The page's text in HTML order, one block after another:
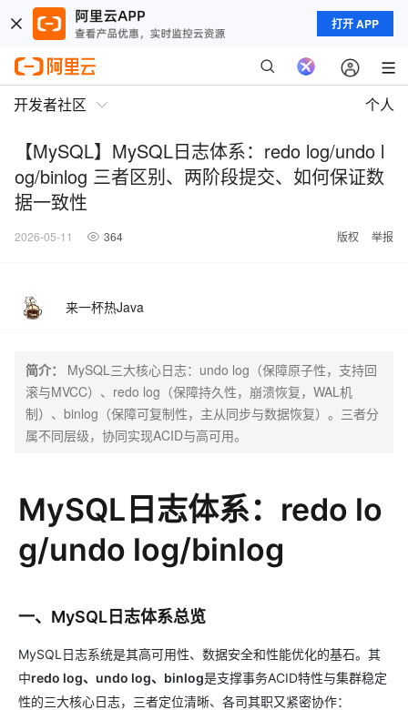
打开 APP
开发者社区 个人
【MySQL】MySQL日志体系：redo log/undo l
og/binlog 三者区别、两阶段提交、如何保证数
据一致性
2026-05-11 364 版权 举报
来一杯热Java
简介：
MySQL三大核心日志：undo log（保障原子性，支持回
滚与MVCC）、redo log（保障持久性，崩溃恢复，WAL机
制）、binlog（保障可复制性，主从同步与数据恢复）。三者分
属不同层级，协同实现ACID与高可用。
MySQL日志体系：redo lo
g/undo log/binlog
一、MySQL日志体系总览
MySQL日志系统是其高可用性、数据安全和性能优化的基石。其
中redo log、undo log、binlog是支撑事务ACID特性与集群稳定
性的三大核心日志，三者定位清晰、各司其职又紧密协作：